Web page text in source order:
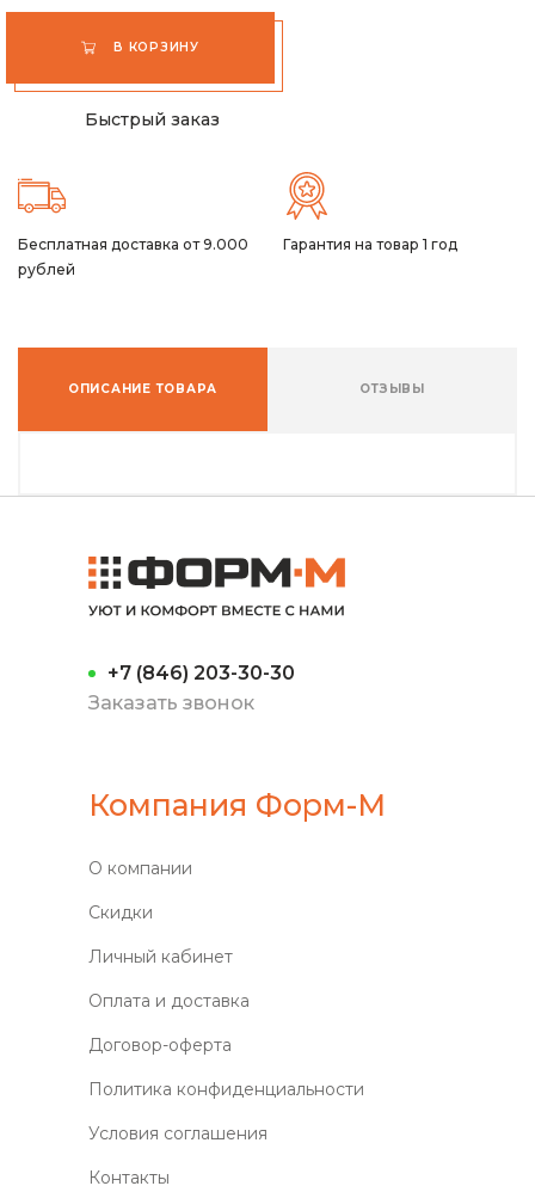
В КОРЗИНУ
Быстрый заказ
Бесплатная доставка от 9.000
рублей
Гарантия на товар 1 год
ОПИСАНИЕ ТОВАРА ОТЗЫВЫ
+7 (846) 203-30-30
Заказать звонок
Компания Форм-М
О компании
Скидки
Личный кабинет
Оплата и доставка
Договор-оферта
Политика конфиденциальности
Условия соглашения
Контакты